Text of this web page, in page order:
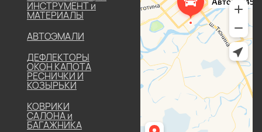
ИНСТРУМЕНТ и
МАТЕРИАЛЫ
АВТОЭМАЛИ
ДЕФЛЕКТОРЫ
ОКОН КАПОТА
РЕСНИЧКИ И
КОЗЫРЬКИ
КОВРИКИ
САЛОНА и
БАГАЖНИКА